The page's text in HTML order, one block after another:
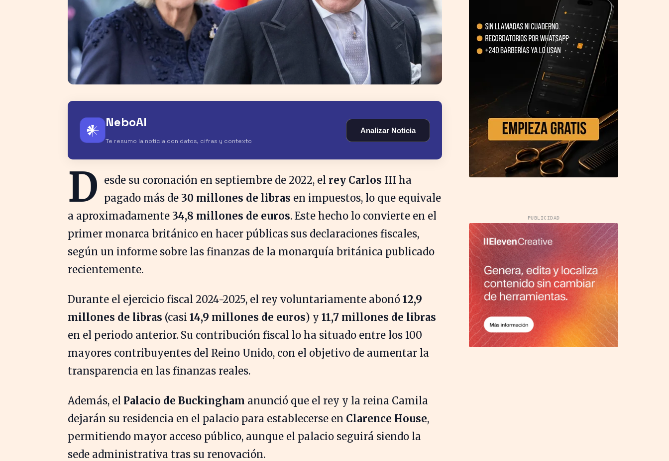
𒀭 NeboAI
Te resumo la noticia con datos, cifras y contexto
Analizar Noticia
D esde su coronación en septiembre de 2022, el rey Carlos III ha
pagado más de 30 millones de libras en impuestos, lo que equivale
a aproximadamente 34,8 millones de euros. Este hecho lo convierte en el
primer monarca británico en hacer públicas sus declaraciones fiscales,
según un informe sobre las finanzas de la monarquía británica publicado
recientemente.
Durante el ejercicio fiscal 2024-2025, el rey voluntariamente abonó 12,9
millones de libras (casi 14,9 millones de euros) y 11,7 millones de libras
en el periodo anterior. Su contribución fiscal lo ha situado entre los 100
mayores contribuyentes del Reino Unido, con el objetivo de aumentar la
transparencia en las finanzas reales.
Además, el Palacio de Buckingham anunció que el rey y la reina Camila
dejarán su residencia en el palacio para establecerse en Clarence House,
permitiendo mayor acceso público, aunque el palacio seguirá siendo la
sede administrativa tras su renovación.
PUBLICIDAD